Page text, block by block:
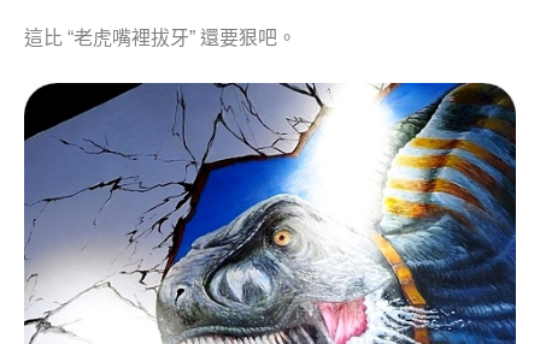
這比 “老虎嘴裡拔牙” 還要狠吧。